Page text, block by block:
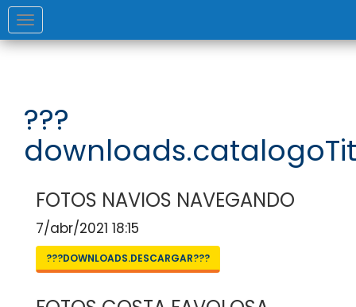
Toggle
navigation
???
FOTOS NAVIOS NAVEGANDO
7/abr/2021 18:15
???DOWNLOADS.DESCARGAR???